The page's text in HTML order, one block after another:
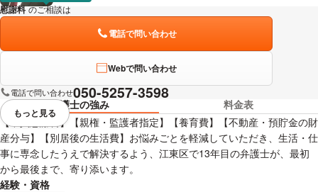
慰謝料 のご相談は
電話で問い合わせ
Webで問い合わせ
電話で問い合わせ050-5257-3598
弁護士の強み
料金表
【不貞慰謝料】【親権・監護者指定】【養育費】【不動産・預貯金の財
産分与】【別居後の生活費】お悩みごとを軽減していただき、生活・仕
事に専念したうえで解決するよう、江東区で13年目の弁護士が、最初
から最後まで、寄り添います。
経験・資格
視覚的に省略されている要素を
もっと見る